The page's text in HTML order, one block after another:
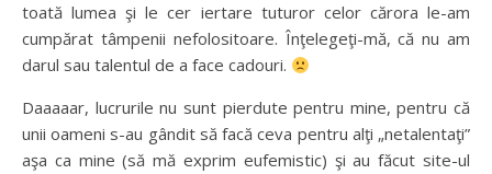
toată lumea şi le cer iertare tuturor celor cărora le-am
cumpărat tâmpenii nefolositoare. Înţelegeţi-mă, că nu am
darul sau talentul de a face cadouri.
Daaaaar, lucrurile nu sunt pierdute pentru mine, pentru că
unii oameni s-au gândit să facă ceva pentru alţi „netalentaţi”
aşa ca mine (să mă exprim eufemistic) şi au făcut site-ul